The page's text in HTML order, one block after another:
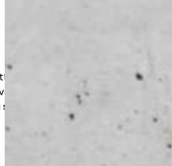
betonipinnan tasaiseksi ja
niin uusille kuin vanhoille lattioille
käyttöön.